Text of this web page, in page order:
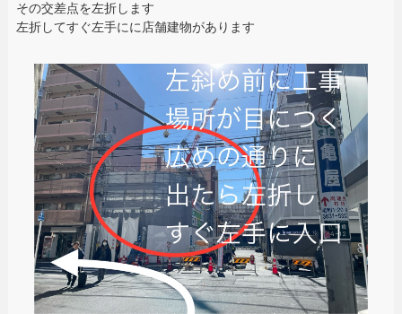
その交差点を左折します
左折してすぐ左手にに店舗建物があります